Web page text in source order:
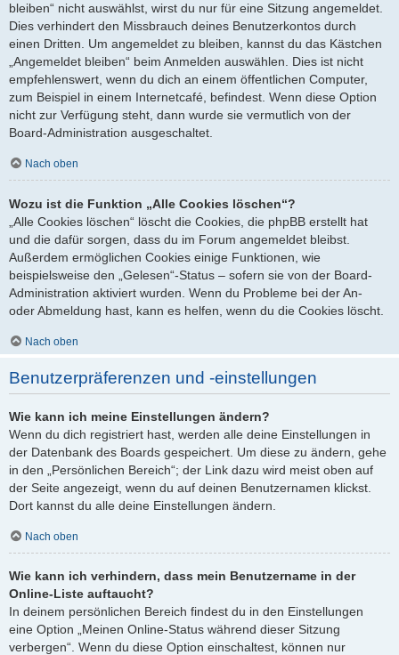
bleiben“ nicht auswählst, wirst du nur für eine Sitzung angemeldet.
Dies verhindert den Missbrauch deines Benutzerkontos durch
einen Dritten. Um angemeldet zu bleiben, kannst du das Kästchen
„Angemeldet bleiben“ beim Anmelden auswählen. Dies ist nicht
empfehlenswert, wenn du dich an einem öffentlichen Computer,
zum Beispiel in einem Internetcafé, befindest. Wenn diese Option
nicht zur Verfügung steht, dann wurde sie vermutlich von der
Board-Administration ausgeschaltet.
Nach oben
Wozu ist die Funktion „Alle Cookies löschen“?
„Alle Cookies löschen“ löscht die Cookies, die phpBB erstellt hat
und die dafür sorgen, dass du im Forum angemeldet bleibst.
Außerdem ermöglichen Cookies einige Funktionen, wie
beispielsweise den „Gelesen“-Status – sofern sie von der Board-
Administration aktiviert wurden. Wenn du Probleme bei der An-
oder Abmeldung hast, kann es helfen, wenn du die Cookies löscht.
Nach oben
Benutzerpräferenzen und -einstellungen
Wie kann ich meine Einstellungen ändern?
Wenn du dich registriert hast, werden alle deine Einstellungen in
der Datenbank des Boards gespeichert. Um diese zu ändern, gehe
in den „Persönlichen Bereich“; der Link dazu wird meist oben auf
der Seite angezeigt, wenn du auf deinen Benutzernamen klickst.
Dort kannst du alle deine Einstellungen ändern.
Nach oben
Wie kann ich verhindern, dass mein Benutzername in der
Online-Liste auftaucht?
In deinem persönlichen Bereich findest du in den Einstellungen
eine Option „Meinen Online-Status während dieser Sitzung
verbergen“. Wenn du diese Option einschaltest, können nur